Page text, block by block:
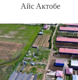
Айс Актобе